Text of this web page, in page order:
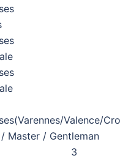
Valence/
Master / Gentleman
3